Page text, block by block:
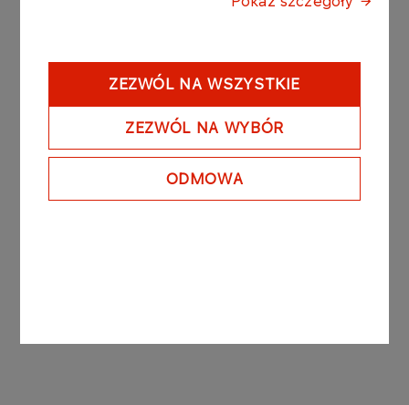
ZEZWÓL NA WSZYSTKIE
ZEZWÓL NA WYBÓR
ODMOWA
zdematerializowane, niezabezpieczone,
zerokuponowe.
PKN ORLEN S.A. posiada 84,79% udziałów w
kapitale zakładowym ANWIL SA.
Patrz także: raport bieżący nr 75/2006 z dnia 27